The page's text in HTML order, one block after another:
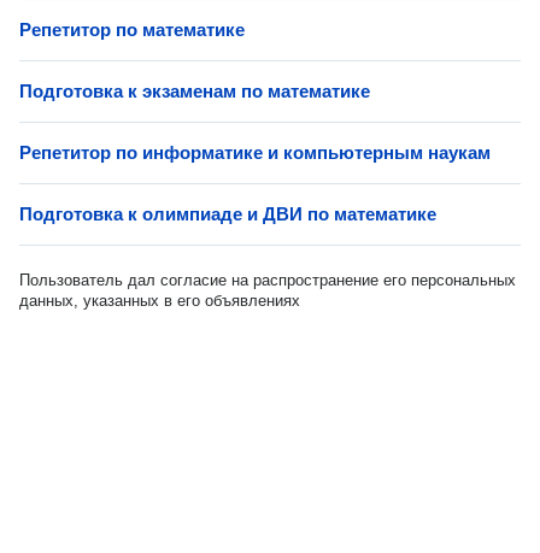
Репетитор по математике
Подготовка к экзаменам по математике
Репетитор по информатике и компьютерным наукам
Подготовка к олимпиаде и ДВИ по математике
Пользователь дал согласие на распространение его персональных
данных, указанных в его объявлениях